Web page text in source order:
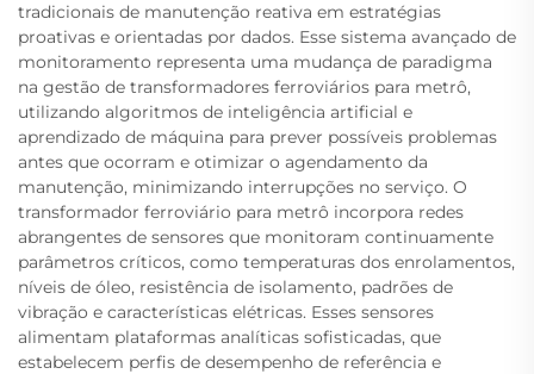
tradicionais de manutenção reativa em estratégias
proativas e orientadas por dados. Esse sistema avançado de
monitoramento representa uma mudança de paradigma
na gestão de transformadores ferroviários para metrô,
utilizando algoritmos de inteligência artificial e
aprendizado de máquina para prever possíveis problemas
antes que ocorram e otimizar o agendamento da
manutenção, minimizando interrupções no serviço. O
transformador ferroviário para metrô incorpora redes
abrangentes de sensores que monitoram continuamente
parâmetros críticos, como temperaturas dos enrolamentos,
níveis de óleo, resistência de isolamento, padrões de
vibração e características elétricas. Esses sensores
alimentam plataformas analíticas sofisticadas, que
estabelecem perfis de desempenho de referência e